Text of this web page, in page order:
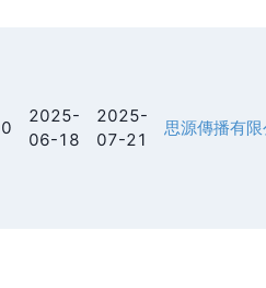
2025-
06-18
2025-
07-21
思源傳播有